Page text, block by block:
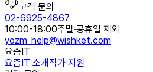
고객 문의
02-6925-4867
10:00-18:00주말·공휴일 제외
yozm_help@wishket.com
요즘IT
요즘IT 소개작가 지원